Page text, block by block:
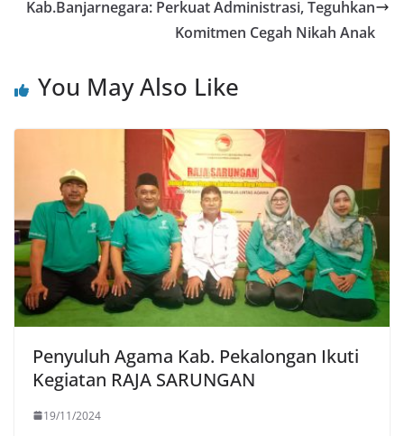
Kab.Banjarnegara: Perkuat Administrasi, Teguhkan
Komitmen Cegah Nikah Anak
You May Also Like
Penyuluh Agama Kab. Pekalongan Ikuti
Kegiatan RAJA SARUNGAN
19/11/2024